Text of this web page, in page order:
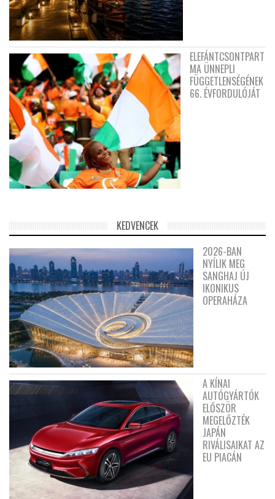
ELEFÁNTCSONTPART
MA ÜNNEPLI
FÜGGETLENSÉGÉNEK
66. ÉVFORDULÓJÁT
KEDVENCEK
2026-BAN
NYÍLIK MEG
SANGHAJ ÚJ
IKONIKUS
OPERAHÁZA
A KÍNAI
AUTÓGYÁRTÓK
ELŐSZÖR
MEGELŐZTÉK
JAPÁN
RIVÁLISAIKAT AZ
EU PIACÁN